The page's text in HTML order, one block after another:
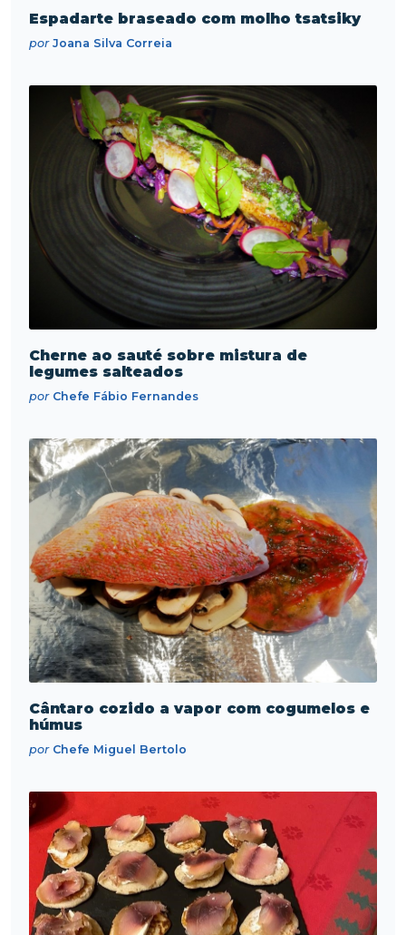
Espadarte braseado com molho tsatsiky
porJoana Silva Correia
Cherne ao sauté sobre mistura de
legumes salteados
porChefe Fábio Fernandes
Cântaro cozido a vapor com cogumelos e
húmus
porChefe Miguel Bertolo